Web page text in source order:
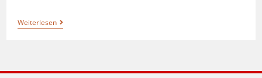
Weiterlesen